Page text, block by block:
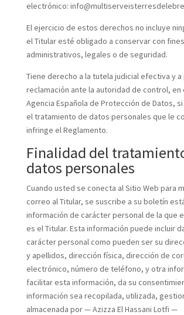
electrónico:
El ejercicio de estos derechos no incluye
el Titular esté obligado a conservar con fines
administrativos, legales o de seguridad.
Tiene derecho a la tutela judicial efectiva y
reclamación ante la autoridad de control, en
Agencia Española de Protección de Datos,
el tratamiento de datos personales que le
infringe el Reglamento.
Finalidad del
datos personales
Cuando usted se conecta al Sitio Web para
correo al Titular, se suscribe a su boletín
información de carácter personal de la que
es el Titular. Esta información puede incluir
carácter personal como pueden ser su
y apellidos, dirección física, dirección de
electrónico, número de teléfono, y otra
facilitar esta información, da su
información sea recopilada, utilizada,
almacenada por — Azizza El Hassani Lotfi —